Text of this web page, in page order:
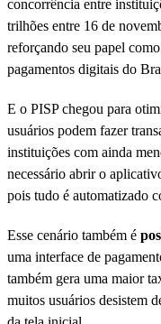
concorrência entre
trilhões entre 16 de
reforçando seu papel
pagamentos digitais do
E o PISP chegou para
usuários podem fazer
instituições com ainda
necessário abrir o
pois tudo é automatizado
Esse cenário também é
uma interface de
também gera uma maior
muitos usuários desistem